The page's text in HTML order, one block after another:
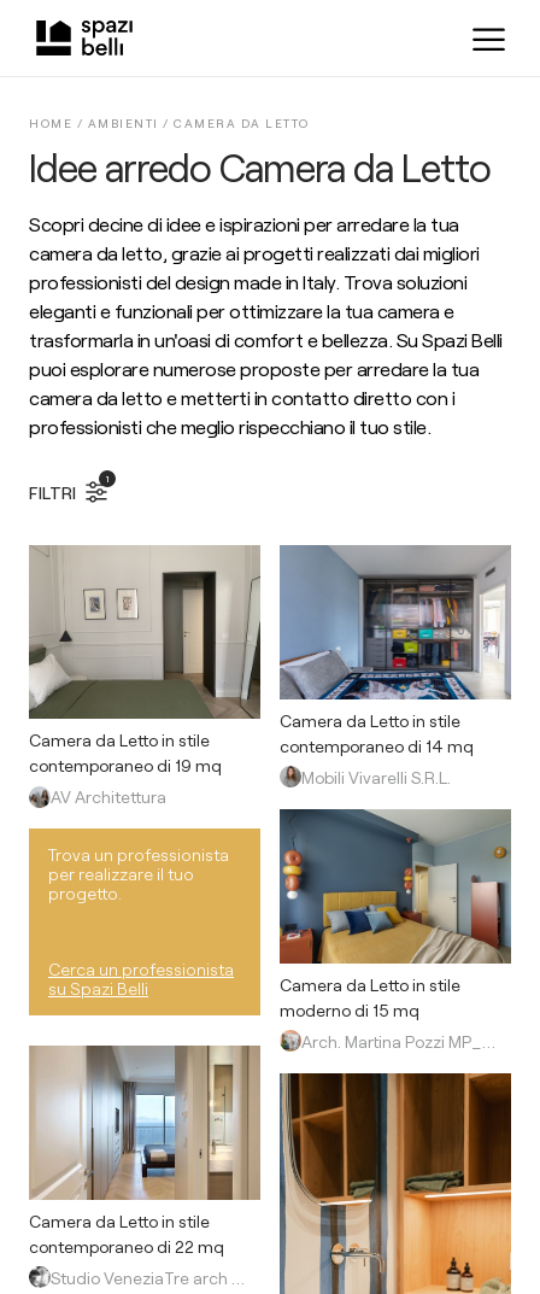
Idee arredo Camera da Letto
HOME / AMBIENTI / CAMERA DA LETTO
Scopri decine di idee e ispirazioni per arredare la tua
camera da letto, grazie ai progetti realizzati dai migliori
professionisti del design made in Italy. Trova soluzioni
eleganti e funzionali per ottimizzare la tua camera e
trasformarla in un'oasi di comfort e bellezza. Su Spazi Belli
puoi esplorare numerose proposte per arredare la tua
camera da letto e metterti in contatto diretto con i
professionisti che meglio rispecchiano il tuo stile.
FILTRI
1
Camera da Letto in stile
contemporaneo di 19 mq
AV Architettura
Trova un professionista
per realizzare il tuo
progetto.
Cerca un professionista
su Spazi Belli
Camera da Letto in stile
contemporaneo di 22 mq
Camera da Letto in stile
contemporaneo di 14 mq
Mobili Vivarelli S.R.L.
Camera da Letto in stile
moderno di 15 mq